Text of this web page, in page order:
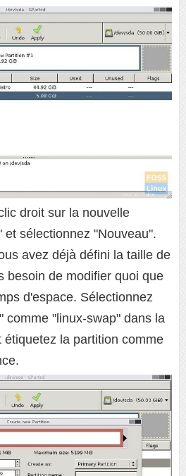
droit sur la nouvelle
et sélectionnez "Nouveau".
avez déjà défini la taille de
besoin de modifier quoi que
d'espace. Sélectionnez
comme "linux-swap" dans la
la partition comme